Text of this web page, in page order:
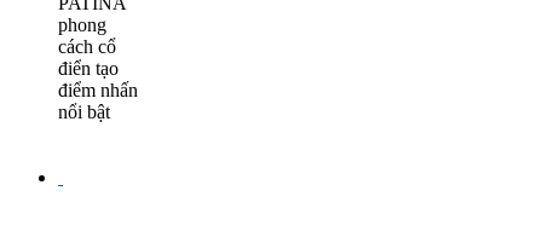
phong
cách cổ
điển tạo
điểm nhấn
nổi bật